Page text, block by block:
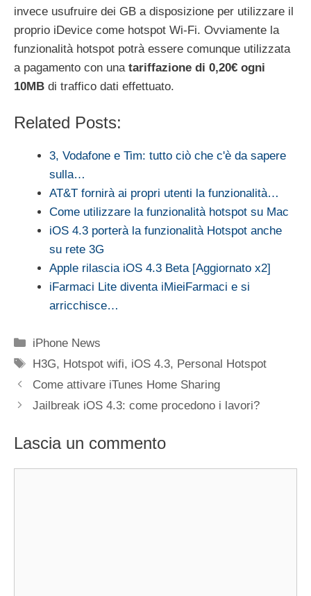
invece usufruire dei GB a disposizione per utilizzare il
proprio iDevice come hotspot Wi-Fi. Ovviamente la
funzionalità hotspot potrà essere comunque utilizzata
a pagamento con una tariffazione di 0,20€ ogni
10MB di traffico dati effettuato.
Related Posts:
3, Vodafone e Tim: tutto ciò che c'è da sapere
sulla…
AT&T fornirà ai propri utenti la funzionalità…
Come utilizzare la funzionalità hotspot su Mac
iOS 4.3 porterà la funzionalità Hotspot anche
su rete 3G
Apple rilascia iOS 4.3 Beta [Aggiornato x2]
iFarmaci Lite diventa iMieiFarmaci e si
arricchisce…
Categorie
iPhone News
Tag
H3G, Hotspot wifi, iOS 4.3, Personal Hotspot
Come attivare iTunes Home Sharing
Jailbreak iOS 4.3: come procedono i lavori?
Lascia un commento